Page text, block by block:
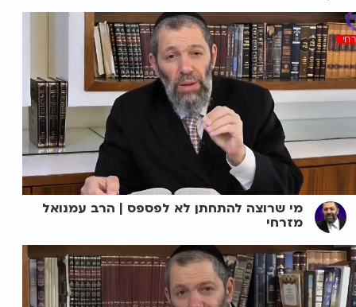
מי שרוצה להתחתן לא לפספס | הרב עמנואל
מזרחי